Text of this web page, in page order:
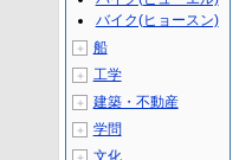
バイク(ヒョースン)
＋ 船
＋ 工学
＋ 建築・不動産
＋ 学問
＋ 文化